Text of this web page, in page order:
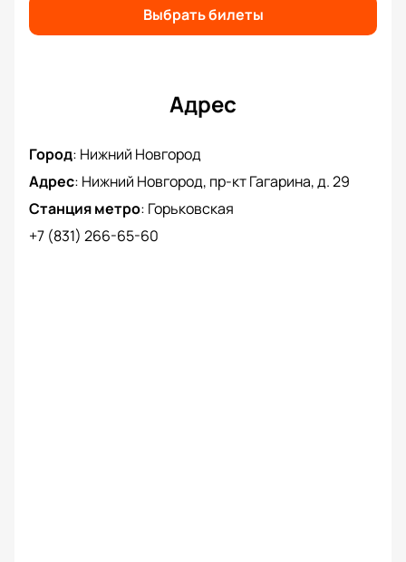
Выбрать билеты
Адрес
Город: Нижний Новгород
Адрес: Нижний Новгород, пр-кт Гагарина, д. 29
Станция метро: Горьковская
+7 (831) 266-65-60